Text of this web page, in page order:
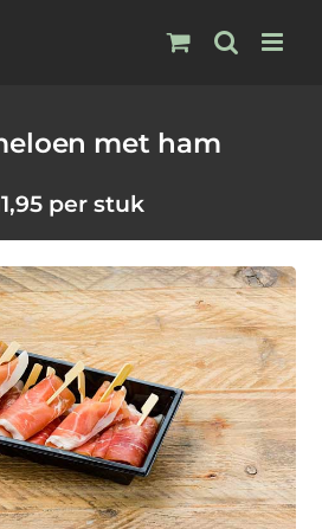
met ham
per stuk